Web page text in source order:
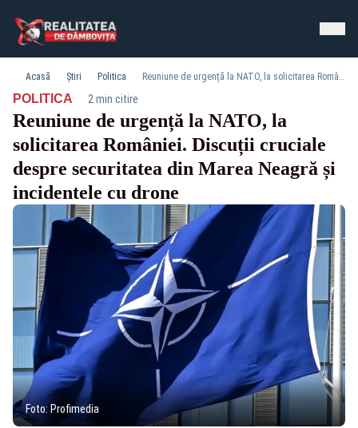
Acasă Știri Politica Reuniune de urgență la NATO, la solicitarea României. Discuții cruciale despre securitatea din Marea Neagră și incidentele cu drone
POLITICA· 2 min citire
Reuniune de urgență la NATO, la
solicitarea României. Discuții cruciale
despre securitatea din Marea Neagră și
incidentele cu drone
Foto: Profimedia